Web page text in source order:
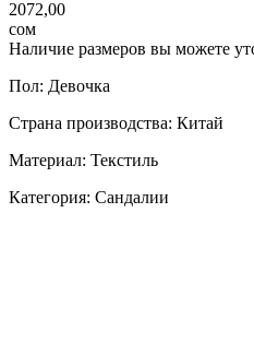
2072,00
сом
Наличие размеров вы можете
Пол: Девочка
Страна производства: Китай
Материал: Текстиль
Категория: Сандалии